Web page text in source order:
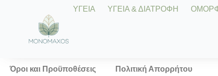
ΥΓΕΙΑ ΥΓΕΙΑ & ΔΙΑΤΡΟΦΗ
Όροι και Προϋποθέσεις Πολιτική Απορρήτου